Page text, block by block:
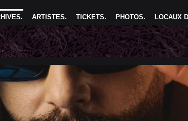
LOCAUX
PHOTOS.
TICKETS.
ARTISTES.
.